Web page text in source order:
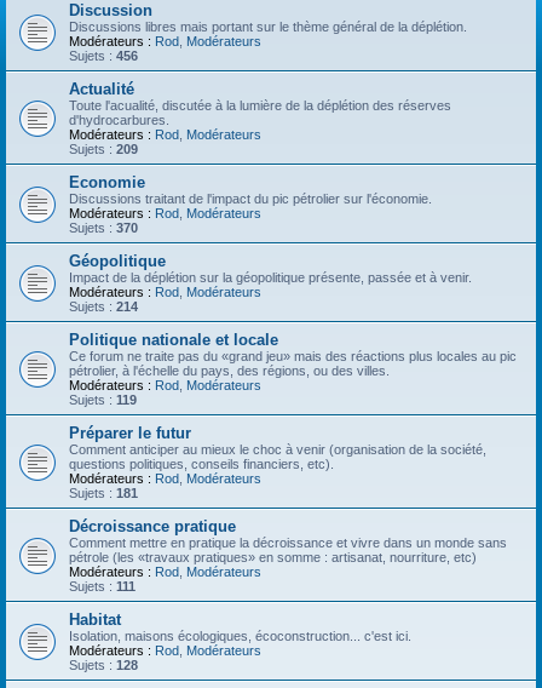
Discussion
Discussions libres mais portant sur le thème général de la déplétion.
Modérateurs : Rod Modérateurs
Sujets : 456
Actualité
Toute l'acualité, discutée à la lumière de la déplétion des réserves
d'hydrocarbures.
Modérateurs : Rod Modérateurs
Sujets : 209
Economie
Discussions traitant de l'impact du pic pétrolier sur l'économie.
Modérateurs : Rod Modérateurs
Sujets : 370
Géopolitique
Impact de la déplétion sur la géopolitique présente, passée et à venir.
Modérateurs : Rod Modérateurs
Sujets : 214
Politique nationale et locale
Ce forum ne traite pas du «grand jeu» mais des réactions plus locales au pic
pétrolier, à l'échelle du pays, des régions, ou des villes.
Modérateurs : Rod Modérateurs
Sujets : 119
Préparer le futur
Comment anticiper au mieux le choc à venir (organisation de la société,
questions politiques, conseils financiers, etc).
Modérateurs : Rod Modérateurs
Sujets : 181
Décroissance pratique
Comment mettre en pratique la décroissance et vivre dans un monde sans
pétrole (les «travaux pratiques» en somme : artisanat, nourriture, etc)
Modérateurs : Rod Modérateurs
Sujets : 111
Habitat
Isolation, maisons écologiques, écoconstruction... c'est ici.
Modérateurs : Rod Modérateurs
Sujets : 128